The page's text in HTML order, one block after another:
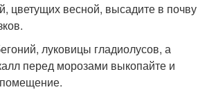
цветущих весной, высадите в почву
луковицы гладиолусов, а
перед морозами выкопайте и